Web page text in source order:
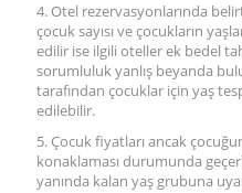
4. Otel rezervasyonlarında
çocuk sayısı ve çocukların
edilir ise ilgili oteller ek bedel
sorumluluk yanlış beyanda
tarafından çocuklar için yaş
edilebilir.
5. Çocuk fiyatları ancak
konaklaması durumunda
yanında kalan yaş grubuna